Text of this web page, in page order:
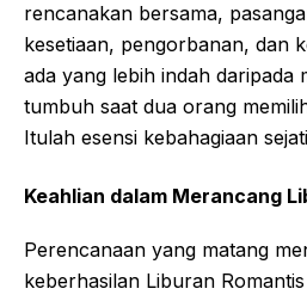
rencanakan bersama,
kesetiaan, pengorbanan, dan
ada yang lebih indah daripada
tumbuh saat dua orang
Itulah esensi kebahagiaan
Keahlian dalam Merancang
Perencanaan yang matang
keberhasilan Liburan